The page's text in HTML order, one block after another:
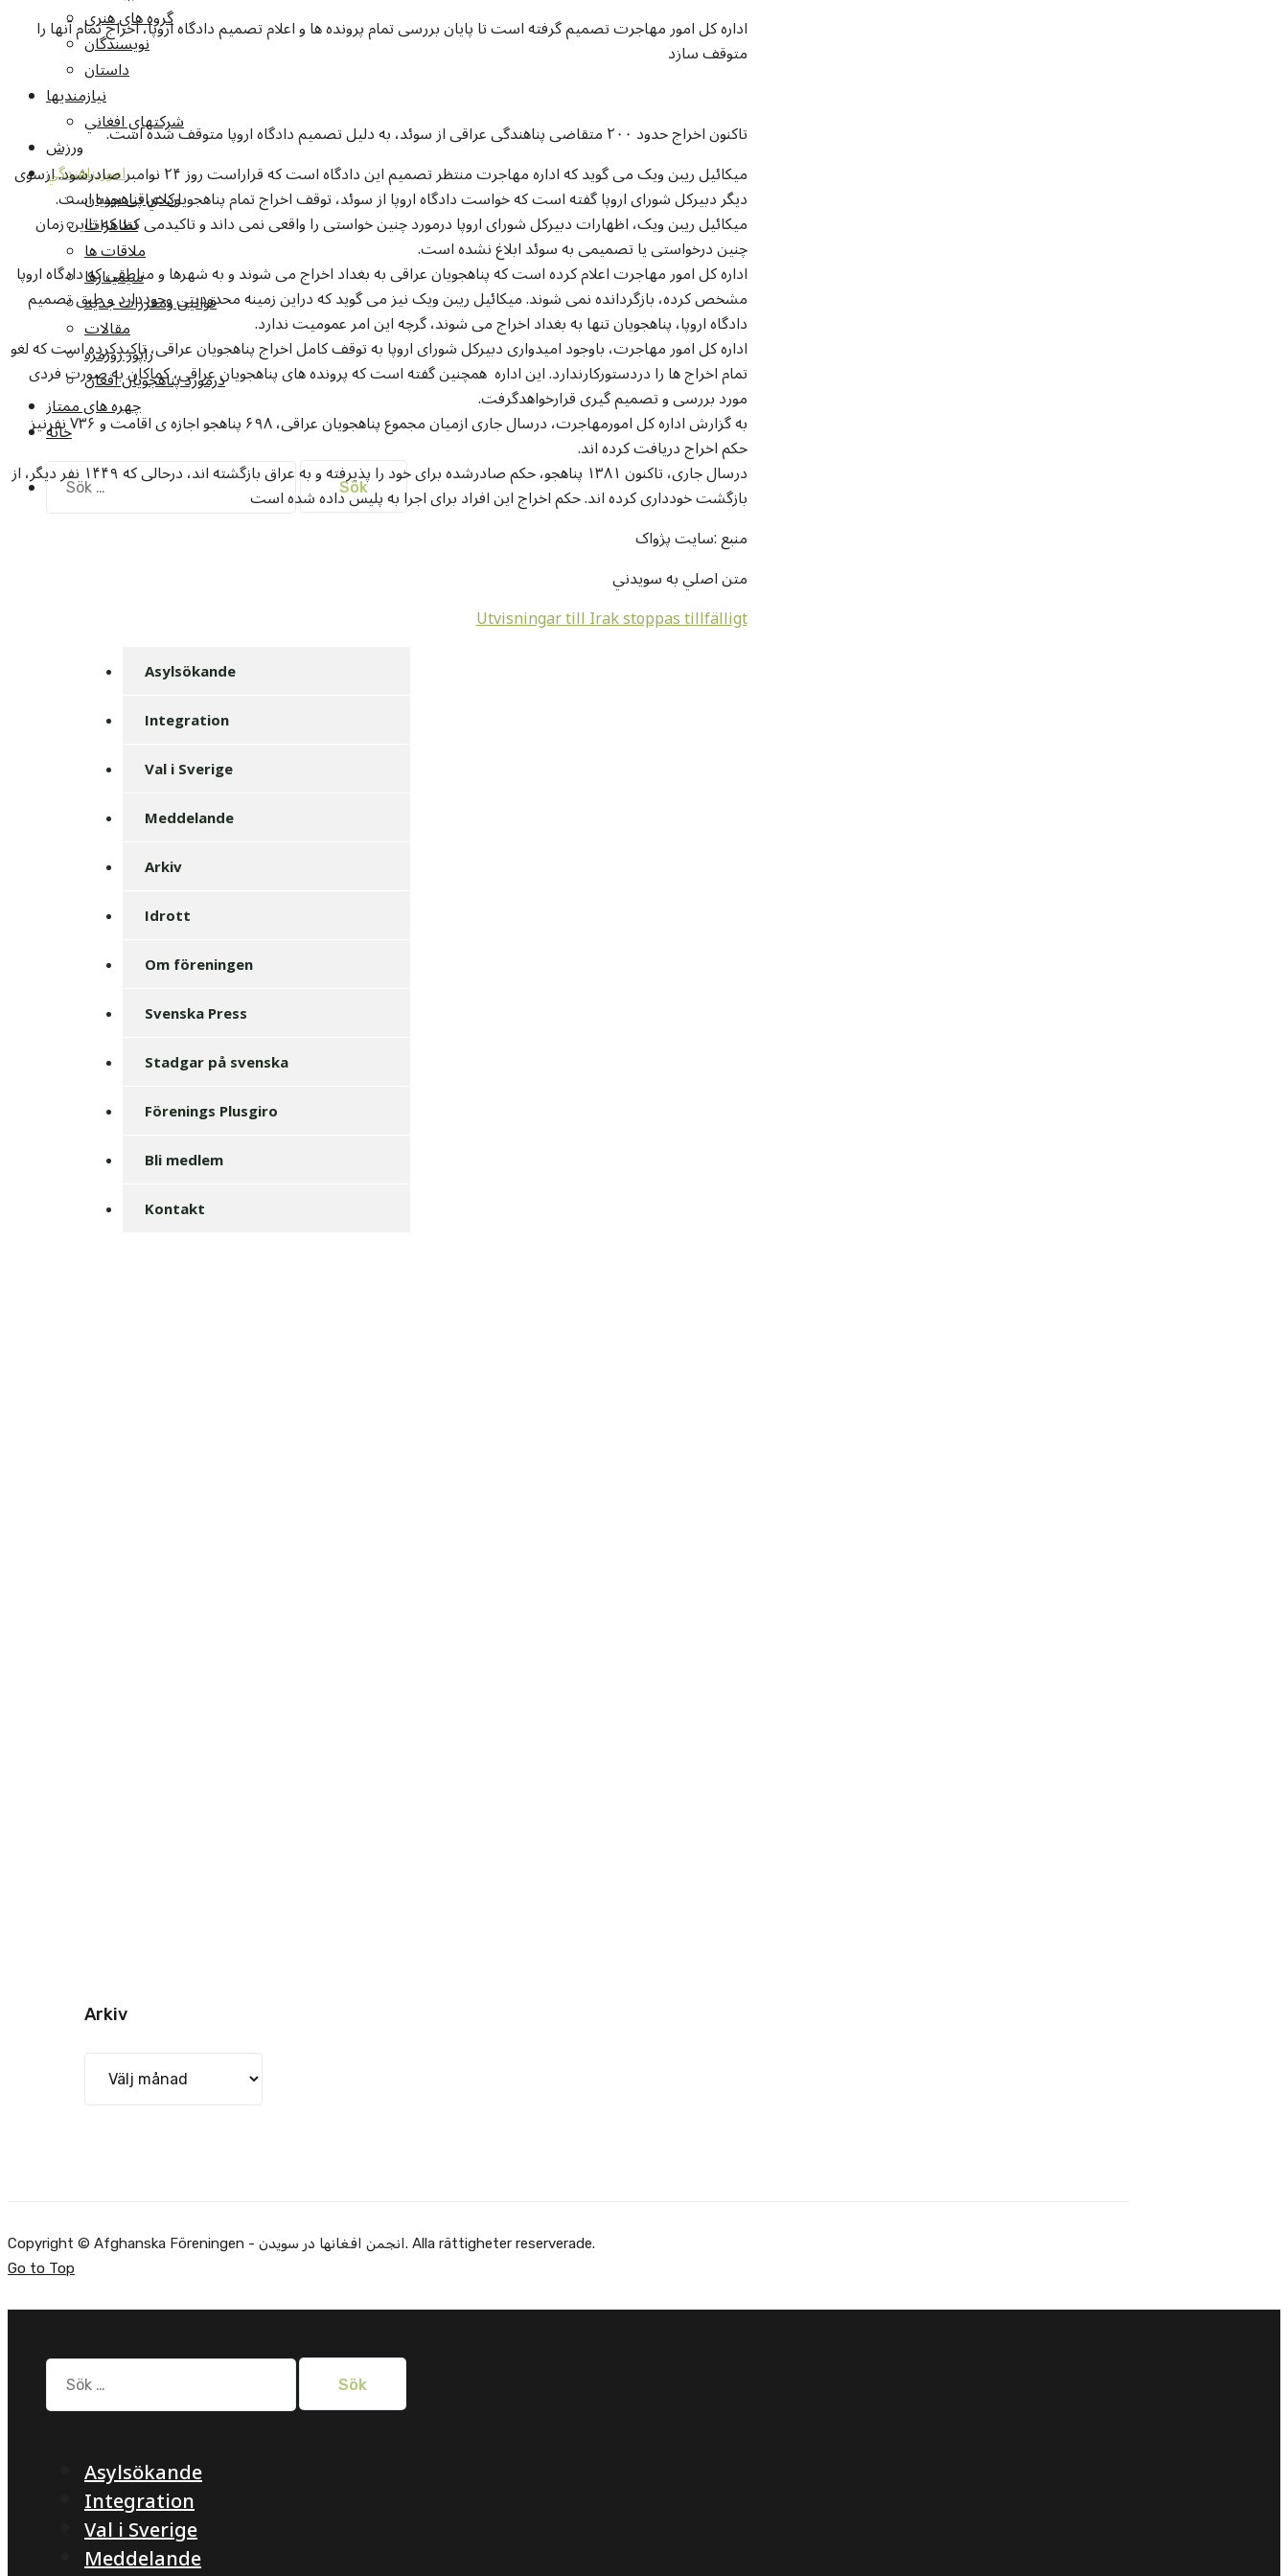
گروه هاي هنري
نويسندگان
داستان
نيازمنديها
شرکتهاي افغاني
ورزش
امورپناهندگي
وکلاي پناهجويان
تظاهرات
ملاقات ها
سيمينارها
قوانين ومقررات جديد
مقالات
راپور روزمره
درمورد پناهجويان افغان
چهره های ممتاز
خانه
Sök
efter:
اداره کل امور مهاجرت تصمیم گرفته است تا پایان بررسی تمام پرونده ها و اعلام تصمیم دادگاه اروپا، اخراج تمام آنها را
متوقف سازد
تاکنون اخراج حدود ۲۰۰ متقاضی پناهندگی عراقی از سوئد، به دلیل تصمیم دادگاه اروپا متوقف شده است.
میکائیل ریبن ویک می گوید که اداره مهاجرت منتظر تصمیم این دادگاه است که قراراست روز ۲۴ نوامبر صادرشود. ازسوی
دیگر دبیرکل شورای اروپا گفته است که خواست دادگاه اروپا از سوئد، توقف اخراج تمام پناهجویان عراقی بوده است.
میکائیل ریبن ویک، اظهارات دبیرکل شورای اروپا درمورد چنین خواستی را واقعی نمی داند و تاکیدمی کند که تااین زمان
چنین درخواستی یا تصمیمی به سوئد ابلاغ نشده است.
اداره کل امور مهاجرت اعلام کرده است که پناهجویان عراقی به بغداد اخراج می شوند و به شهرها و مناطقی که دادگاه اروپا
مشخص کرده، بازگردانده نمی شوند. میکائیل ریبن ویک نیز می گوید که دراین زمینه محدودیتی وجوددارد و طبق تصمیم
دادگاه اروپا، پناهجویان تنها به بغداد اخراج می شوند، گرچه این امر عمومیت ندارد.
اداره کل امور مهاجرت، باوجود امیدواری دبیرکل شورای اروپا به توقف کامل اخراج پناهجویان عراقی، تاکیدکرده است که لغو
تمام اخراج ها را دردستورکارندارد. این اداره همچنین گفته است که پرونده های پناهجویان عراقی، کماکان به صورت فردی
مورد بررسی و تصمیم گیری قرارخواهدگرفت.
به گزارش اداره کل امورمهاجرت، درسال جاری ازمیان مجموع پناهجویان عراقی، ۶۹۸ پناهجو اجازه ی اقامت و ۷۳۶ نفرنیز
حکم اخراج دریافت کرده اند.
درسال جاری، تاکنون ۱۳۸۱ پناهجو، حکم صادرشده برای خود را پذیرفته و به عراق بازگشته اند، درحالی که ۱۴۴۹ نفر دیگر، از
بازگشت خودداری کرده اند. حکم اخراج این افراد برای اجرا به پلیس داده شده است
منبع :سايت پژواک
متن اصلي به سويدني
Utvisningar till Irak stoppas tillfälligt
Asylsökande
Integration
Val i Sverige
Meddelande
Arkiv
Idrott
Om föreningen
Svenska Press
Stadgar på svenska
Förenings Plusgiro
Bli medlem
Kontakt
Arkiv
Copyright © Afghanska Föreningen - انجمن افغانها در سویدن. Alla rättigheter reserverade.
Go to Top
Sök
efter:
Asylsökande
Integration
Val i Sverige
Meddelande